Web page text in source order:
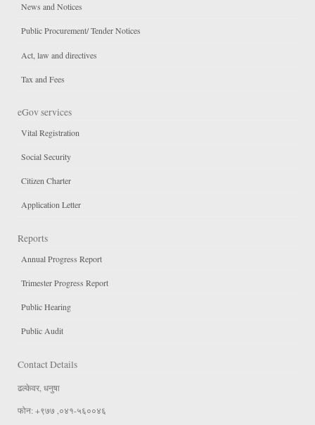
News and Notices
Public Procurement/ Tender Notices
Act, law and directives
Tax and Fees
eGov services
Vital Registration
Social Security
Citizen Charter
Application Letter
Reports
Annual Progress Report
Trimester Progress Report
Public Hearing
Public Audit
Contact Details
ढल्केवर, धनुषा
फोन: +९७७ ,०४१-५६००४६